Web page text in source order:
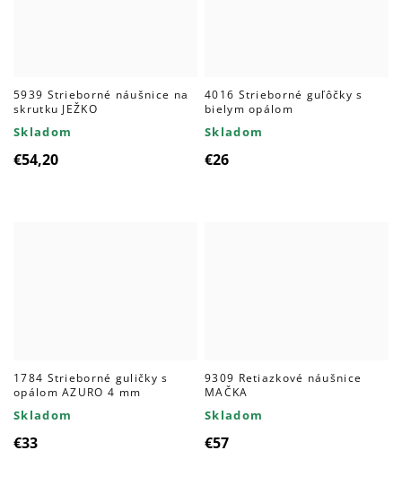
5939 Strieborné náušnice na
skrutku JEŽKO
Skladom
€54,20
4016 Strieborné guľôčky s
bielym opálom
Skladom
€26
1784 Strieborné guličky s
opálom AZURO 4 mm
Skladom
€33
9309 Retiazkové náušnice
MAČKA
Skladom
€57